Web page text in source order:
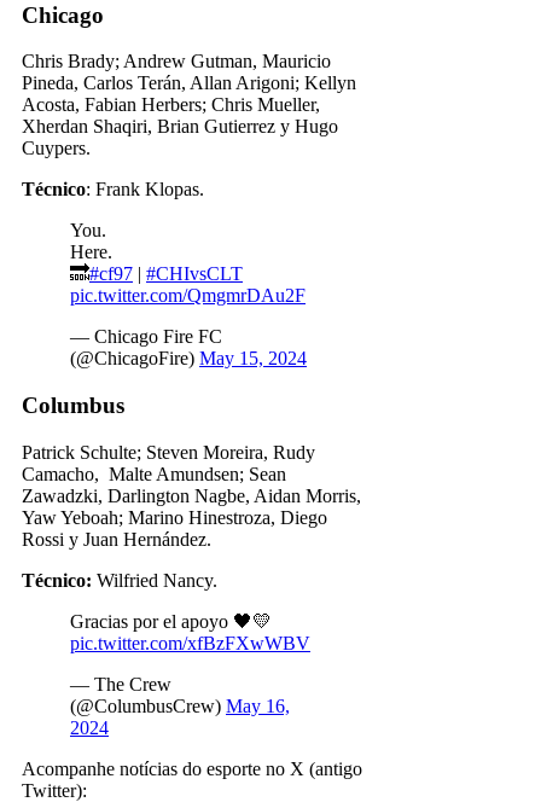
Chicago
Chris Brady; Andrew Gutman, Mauricio
Pineda, Carlos Terán, Allan Arigoni; Kellyn
Acosta, Fabian Herbers; Chris Mueller,
Xherdan Shaqiri, Brian Gutierrez y Hugo
Cuypers.
Técnico: Frank Klopas.
You.
Here.
🔜#cf97 | #CHIvsCLT
pic.twitter.com/QmgmrDAu2F
— Chicago Fire FC
(@ChicagoFire) May 15, 2024
Columbus
Patrick Schulte; Steven Moreira, Rudy
Camacho, Malte Amundsen; Sean
Zawadzki, Darlington Nagbe, Aidan Morris,
Yaw Yeboah; Marino Hinestroza, Diego
Rossi y Juan Hernández.
Técnico: Wilfried Nancy.
Gracias por el apoyo 🖤💛
pic.twitter.com/xfBzFXwWBV
— The Crew
(@ColumbusCrew) May 16,
2024
Acompanhe notícias do esporte no X (antigo
Twitter):